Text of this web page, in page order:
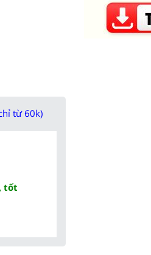
từ 60k)
tốt